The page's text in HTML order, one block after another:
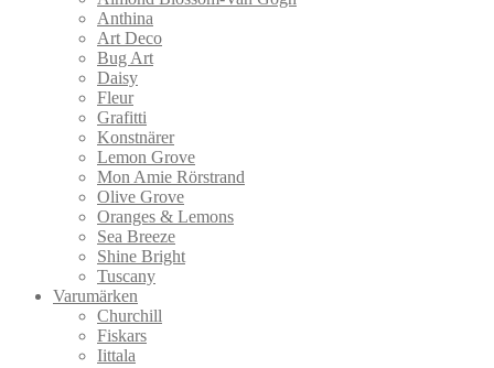
Anthina
Art Deco
Bug Art
Daisy
Fleur
Grafitti
Konstnärer
Lemon Grove
Mon Amie Rörstrand
Olive Grove
Oranges & Lemons
Sea Breeze
Shine Bright
Tuscany
Varumärken
Churchill
Fiskars
Iittala